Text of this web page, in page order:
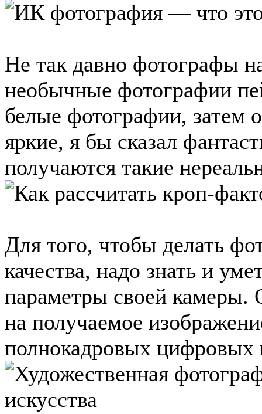
Не так давно фотографы
необычные фотографии
белые фотографии, затем
яркие, я бы сказал
получаются такие
Для того, чтобы делать
качества, надо знать и
параметры своей камеры.
на получаемое
полнокадровых цифровых